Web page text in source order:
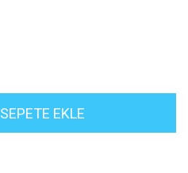
SEPETE EKLE